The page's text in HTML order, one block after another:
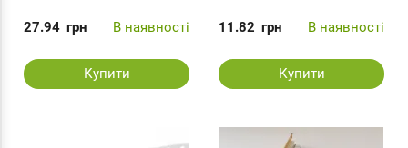
27.94 грн В наявності
Купити
11.82 грн В наявності
Купити